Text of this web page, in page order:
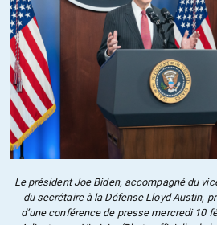
Le président Joe Biden, accompagné du
du secrétaire à la Défense Lloyd Austin,
d’une conférence de presse mercredi 10